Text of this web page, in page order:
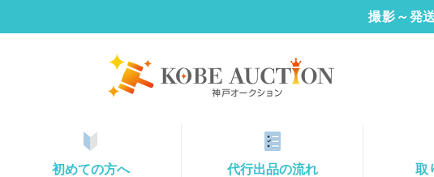
撮影～発
初めての方へ 代行出品の流れ 取